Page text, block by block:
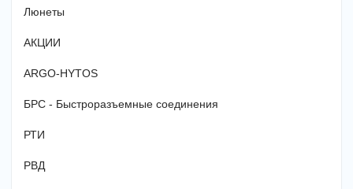
Люнеты
АКЦИИ
ARGO-HYTOS
БРС - Быстроразъемные соединения
РТИ
РВД